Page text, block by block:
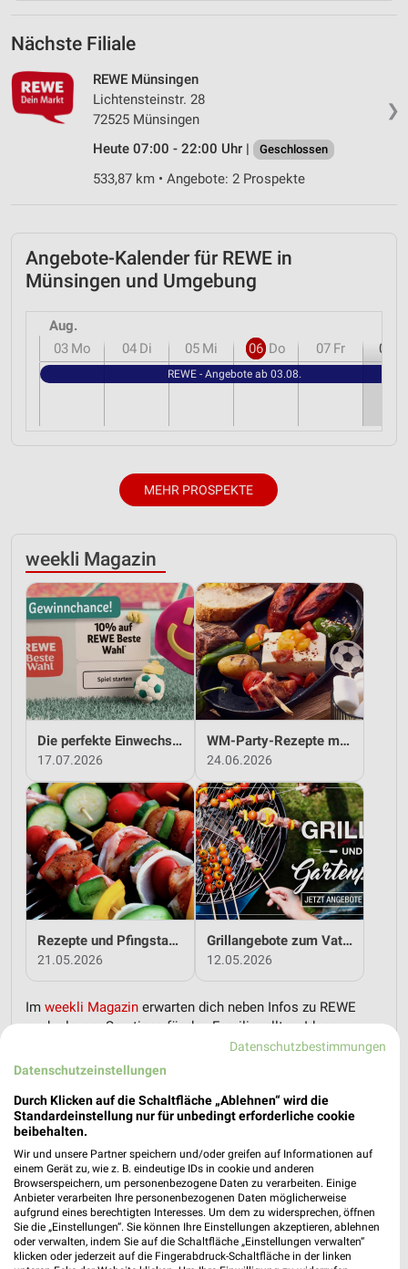
Nächste Filiale
❯
REWE Münsingen
Lichtensteinstr. 28
72525 Münsingen
Heute 07:00 - 22:00 Uhr |
Geschlossen
533,87 km • Angebote: 2 Prospekte
Angebote-Kalender für REWE in
Münsingen und Umgebung
Aug.
03 Mo 04 Di 05 Mi 06 Do 07 Fr 08
REWE - Angebote ab 03.08.
MEHR PROSPEKTE
weekli Magazin
Die perfekte Einwechslung: Dein Fan-Bonus!*
17.07.2026
WM-Party-Rezepte mit REWE!
24.06.2026
Rezepte und Pfingstangebote bei REWE!
21.05.2026
Grillangebote zum Vatertag bei REWE!
12.05.2026
Im weekli Magazin erwarten dich neben Infos zu REWE
auch clevere Spartipps für den Familienalltag, Ideen zur
Haushaltsplanung und einfache Wege, dein Budget
nachhaltig zu entlasten.
weekli - Prospekte & Angebote App
Alle REWE Angebote immer griffbereit – mit der kostenlosen
weekli App für iOS & Android.
Datenschutzbestimmungen
Datenschutzeinstellungen
Durch Klicken auf die Schaltfläche „Ablehnen“ wird die
Standardeinstellung nur für unbedingt erforderliche cookie
beibehalten.
Wir und unsere Partner speichern und/oder greifen auf Informationen auf
einem Gerät zu, wie z. B. eindeutige IDs in cookie und anderen
Browserspeichern, um personenbezogene Daten zu verarbeiten. Einige
Anbieter verarbeiten Ihre personenbezogenen Daten möglicherweise
aufgrund eines berechtigten Interesses. Um dem zu widersprechen, öffnen
Sie die „Einstellungen“. Sie können Ihre Einstellungen akzeptieren, ablehnen
oder verwalten, indem Sie auf die Schaltfläche „Einstellungen verwalten“
klicken oder jederzeit auf die Fingerabdruck-Schaltfläche in der linken